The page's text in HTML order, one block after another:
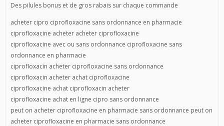
Des pilules bonus et de gros rabais sur chaque commande
acheter cipro ciprofloxacine sans ordonnance en pharmacie
ciprofloxacine acheter acheter ciprofloxacine
ciprofloxacine avec ou sans ordonnance ciprofloxacine sans
ordonnance en pharmacie
ciprofloxacin acheter ciprofloxacine sans ordonnance
ciprofloxacin acheter achat ciprofloxacine
ciprofloxacine achat ciprofloxacin acheter
ciprofloxacine achat en ligne cipro sans ordonnance
peut on acheter ciprofloxacine en pharmacie sans ordonnance peut on
acheter ciprofloxacine en pharmacie sans ordonnance